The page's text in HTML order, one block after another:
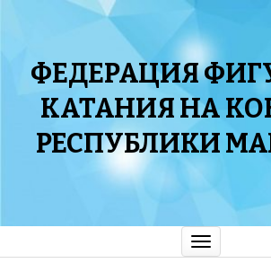
ФЕДЕРАЦИЯ
КАТАНИЯ НА
РЕСПУБЛИКИ
Показать/
Скрыть